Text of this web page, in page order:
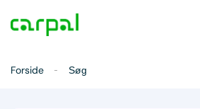
Forside Søg